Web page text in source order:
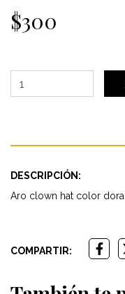
$300
DESCRIPCIÓN:
Aro clown hat color
COMPARTIR: